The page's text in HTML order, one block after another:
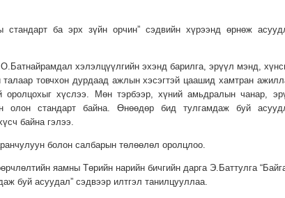
ба эрх зүйн орчин” сэдвийн хүрээнд өрнөж
хэлэлцүүлгийн эхэнд барилга, эрүүл мэнд,
товчхон дурдаад ажлын хэсэгтэй цаашид хамтран
оролцохыг хүслээ. Мөн тэрбээр, хүний амьдралын чанар,
олон стандарт байна. Өнөөдөр бид тулгамдаж буй
байна гэлээ.
болон салбарын төлөөлөл оролцлоо.
яамны Төрийн нарийн бичгийн дарга Э.Баттулга
буй асуудал” сэдвээр илтгэл танилцууллаа.